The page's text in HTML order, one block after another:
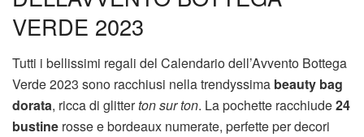
VERDE 2023
Tutti i bellissimi regali del Calendario dell’Avvento Bottega
Verde 2023 sono racchiusi nella trendyssima beauty bag
dorata, ricca di glitterton sur ton. La pochette racchiude24
bustine rosse e bordeaux numerate, perfette per decori